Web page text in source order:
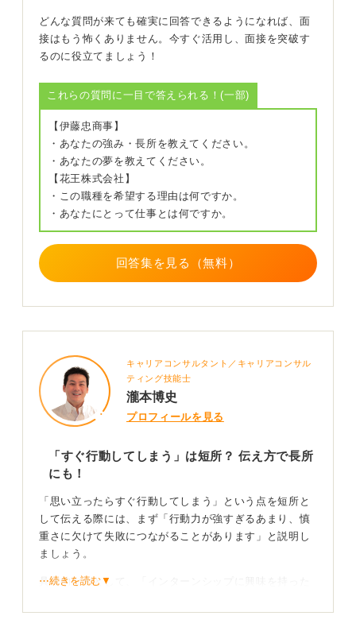
どんな質問が来ても確実に回答できるようになれば、面
接はもう怖くありません。今すぐ活用し、面接を突破す
るのに役立てましょう！
これらの質問に一目で答えられる！(一部)
【伊藤忠商事】
・あなたの強み・長所を教えてください。
・あなたの夢を教えてください。
【花王株式会社】
・この職種を希望する理由は何ですか。
・あなたにとって仕事とは何ですか。
回答集を見る（無料）
キャリアコンサルタント／キャリアコンサル
ティング技能士
瀧本博史
プロフィールを見る
「すぐ行動してしまう」は短所？ 伝え方で長所
にも！
「思い立ったらすぐ行動してしまう」という点を短所と
して伝える際には、まず「行動力が強すぎるあまり、慎
重さに欠けて失敗につながることがあります」と説明し
ましょう。
具体的な例として、「インターンシップに興味を持った
ルポイントをうまく伝えきれなかった経験があります」
⋯続きを読む▼